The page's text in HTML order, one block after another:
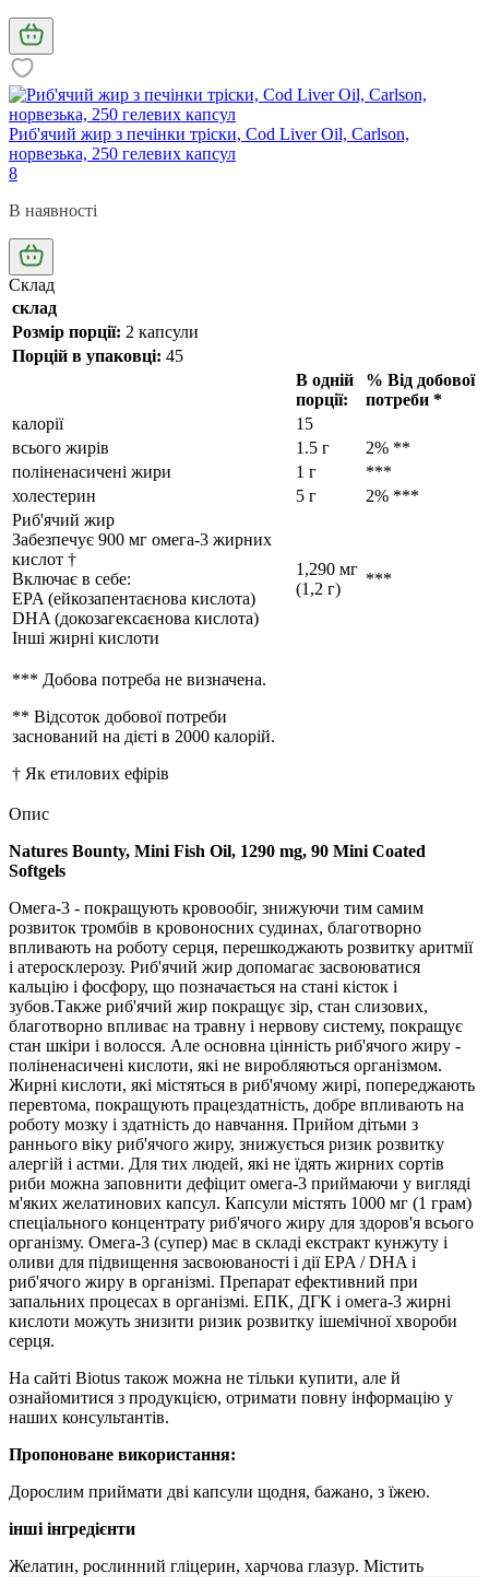
Риб'ячий жир з печінки тріски, Cod Liver Oil, Carlson,
норвезька, 250 гелевих капсул
8
В наявності
Склад
склад
Розмір порції: 2 капсули
Порцій в упаковці: 45
В одній
порції:
% Від добової
потреби *
калорії
15
всього жирів
1.5 г
2% **
поліненасичені жири
1 г
***
холестерин
5 г
2% ***
Риб'ячий жир
Забезпечує 900 мг омега-3 жирних
кислот †
Включає в себе:
EPA (ейкозапентаєнова кислота)
DHA (докозагексаєнова кислота)
Інші жирні кислоти
1,290 мг
(1,2 г)
***
*** Добова потреба не визначена.
** Відсоток добової потреби
заснований на дієті в 2000 калорій.
† Як етилових ефірів
Опис
Natures Bounty, Mini Fish Oil, 1290 mg, 90 Mini Coated
Softgels
Омега-3 - покращують кровообіг, знижуючи тим самим
розвиток тромбів в кровоносних судинах, благотворно
впливають на роботу серця, перешкоджають розвитку аритмії
і атеросклерозу. Риб'ячий жир допомагає засвоюватися
кальцію і фосфору, що позначається на стані кісток і
зубов.Также риб'ячий жир покращує зір, стан слизових,
благотворно впливає на травну і нервову систему, покращує
стан шкіри і волосся. Але основна цінність риб'ячого жиру -
поліненасичені кислоти, які не виробляються організмом.
Жирні кислоти, які містяться в риб'ячому жирі, попереджають
перевтома, покращують працездатність, добре впливають на
роботу мозку і здатність до навчання. Прийом дітьми з
раннього віку риб'ячого жиру, знижується ризик розвитку
алергій і астми. Для тих людей, які не їдять жирних сортів
риби можна заповнити дефіцит омега-3 приймаючи у вигляді
м'яких желатинових капсул. Капсули містять 1000 мг (1 грам)
спеціального концентрату риб'ячого жиру для здоров'я всього
організму. Омега-3 (супер) має в складі екстракт кунжуту і
оливи для підвищення засвоюваності і дії EPA / DHA і
риб'ячого жиру в організмі. Препарат ефективний при
запальних процесах в організмі. ЕПК, ДГК і омега-3 жирні
кислоти можуть знизити ризик розвитку ішемічної хвороби
серця.
На сайті Biotus також можна не тільки купити, але й
ознайомитися з продукцією, отримати повну інформацію у
наших консультантів.
Пропоноване використання:
Дорослим приймати дві капсули щодня, бажано, з їжею.
інші інгредієнти
Желатин, рослинний гліцерин, харчова глазур. Містить